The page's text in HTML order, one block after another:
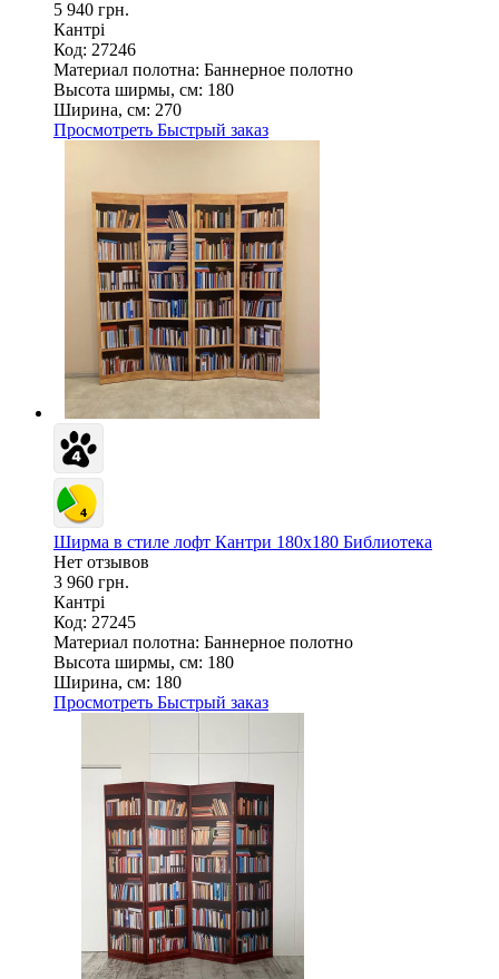
5 940 грн.
Кантрі
Код: 27246
Материал полотна: Баннерное полотно
Высота ширмы, см: 180
Ширина, см: 270
Просмотреть Быстрый заказ
Ширма в стиле лофт Кантри 180х180 Библиотека
Нет отзывов
3 960 грн.
Кантрі
Код: 27245
Материал полотна: Баннерное полотно
Высота ширмы, см: 180
Ширина, см: 180
Просмотреть Быстрый заказ